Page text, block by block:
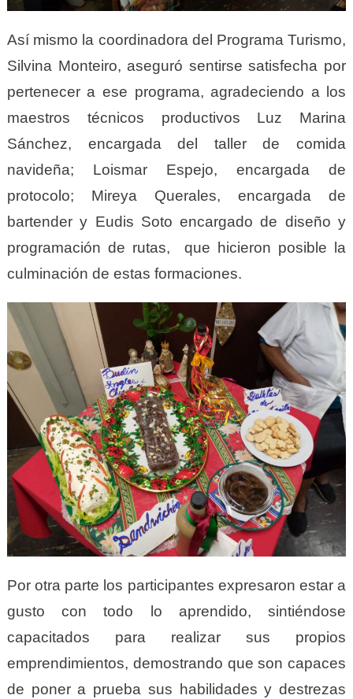
Así mismo la coordinadora del Programa Turismo,
Silvina Monteiro, aseguró sentirse satisfecha por
pertenecer a ese programa, agradeciendo a los
maestros técnicos productivos Luz Marina
Sánchez, encargada del taller de comida
navideña; Loismar Espejo, encargada de
protocolo; Mireya Querales, encargada de
bartender y Eudis Soto encargado de diseño y
programación de rutas, que hicieron posible la
culminación de estas formaciones.
Por otra parte los participantes expresaron estar a
gusto con todo lo aprendido, sintiéndose
capacitados para realizar sus propios
emprendimientos, demostrando que son capaces
de poner a prueba sus habilidades y destrezas